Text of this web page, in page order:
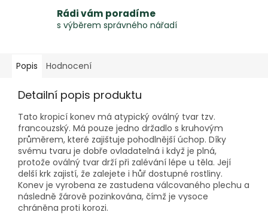
Rádi vám poradíme
s výběrem správného nářadí
Popis Hodnocení
Detailní popis produktu
Tato kropicí konev má atypický oválný tvar tzv.
francouzský. Má pouze jedno držadlo s kruhovým
průměrem, které zajištuje pohodlnější úchop. Díky
svému tvaru je dobře ovladatelná i když je plná,
protože oválný tvar drží při zalévání lépe u těla. Její
delší krk zajistí, že zalejete i hůř dostupné rostliny.
Konev je vyrobena ze zastudena válcovaného plechu a
následně žárově pozinkována, čímž je vysoce
chráněna proti korozi.